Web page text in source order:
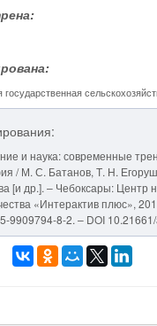
и наука: современные
/ М. С. Батанов, Т. Н.
[и др.]. – Чебоксары: Центр
«Интерактив плюс»,
9909794-8-2. – DOI